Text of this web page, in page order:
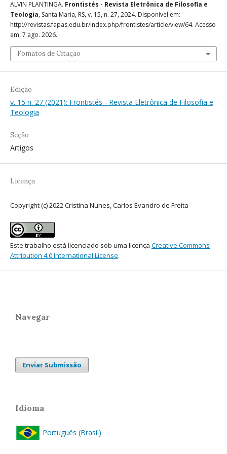
ALVIN PLANTINGA. Frontistés - Revista Eletrônica de Filosofia e
Teologia, Santa Maria, RS, v. 15, n. 27, 2024. Disponível em:
http://revistas.fapas.edu.br/index.php/frontistes/article/view/64. Acesso
em: 7 ago. 2026.
Fomatos de Citação
Edição
v. 15 n. 27 (2021): Frontistés - Revista Eletrônica de Filosofia e
Teologia
Seção
Artigos
Licença
Copyright (c) 2022 Cristina Nunes, Carlos Evandro de Freita
Este trabalho está licenciado sob uma licença Creative Commons
Attribution 4.0 International License.
Navegar
Enviar Submissão
Idioma
Português (Brasil)